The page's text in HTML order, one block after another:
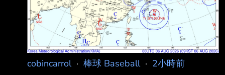
cobincarrol· 棒球 Baseball· 2小時前